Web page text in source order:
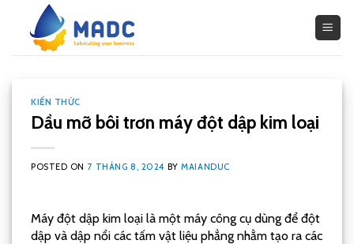
content
KIẾN THỨC
Dầu mỡ bôi trơn máy đột dập kim loại
POSTED ON 7 THÁNG 8, 2024 BYMAIANDUC
Máy đột dập kim loại là một máy công cụ dùng để đột
dập và dập nổi các tấm vật liệu phẳng nhằm tạo ra các